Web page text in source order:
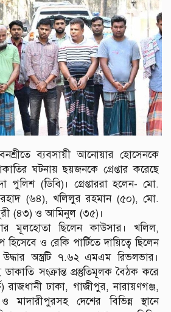
ব্যবসায়ী আনোয়ার হোসেনকে
ঘটনায় ছয়জনকে গ্রেপ্তার করেছে
পুলিশ (ডিবি)। গ্রেপ্তাররা হলেন- মো.
(৬৪), খলিলুর রহমান (৫০), মো.
(৪৩) ও আমিনুল (৩৫)।
মূলহোতা ছিলেন কাউসার। খলিল,
ও রেকি পার্টিতে দায়িত্বে ছিলেন
অস্ত্রটি ৭.৬২ এমএম রিভলভার।
সংক্রান্ত প্রস্তুতিমূলক বৈঠক করে
রাজধানী ঢাকা, গাজীপুর, নারায়ণগঞ্জ,
দেশের বিভিন্ন স্থানে